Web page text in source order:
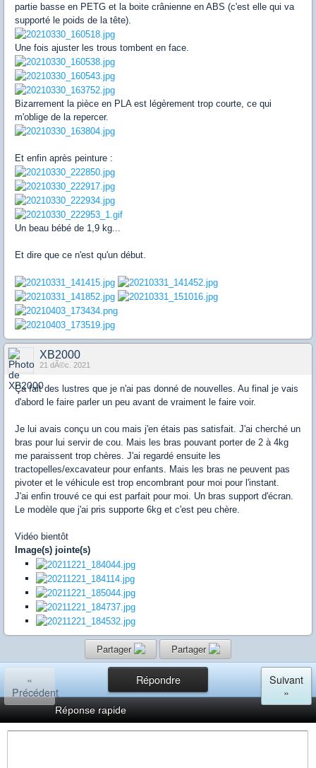
partie basse en PETG et la boite crânienne en ABS (c'est elle qui va
supporté le poids de la tête).
Une fois ajuster les trous tombent en face.
Bizarrement la pièce en PLA est légèrement trop courte, ce qui
m'oblige de la repercer.
Et enfin après peinture :
Un beau bébé de 1,9 kg...
Et dire que ce n'est qu'un début.
XB2000
21 dÃ©c. 2021
Ça fait des lustres que je n'ai pas donné de nouvelles. Au final je vais
d'abord le faire parler un peu avant de vraiment le faire voir.
Je lui avais conçu un cou mais j'en étais pas satisfait. J'ai cherché un
bras pour lui servir de cou. Mais les bras pouvant porter de 2 à 4kg
me paraissent trop chères. J'ai regardé ensuite les
tractopelles/excavateur pour enfants. Mais les bras ne peuvent pas
pivoter et le véhicule est trop encombrant pour moi pour l'instant.
J'ai enfin trouvé ce qui est parfait pour moi. Un bras support d'écran.
Le modèle que j'ai pris supporte 6kg et c'est peu chère.
Vidéo bientôt
Image(s) jointe(s)
Partager Partager
Répondre
«
Précédent
Suivant
»
Réponse rapide